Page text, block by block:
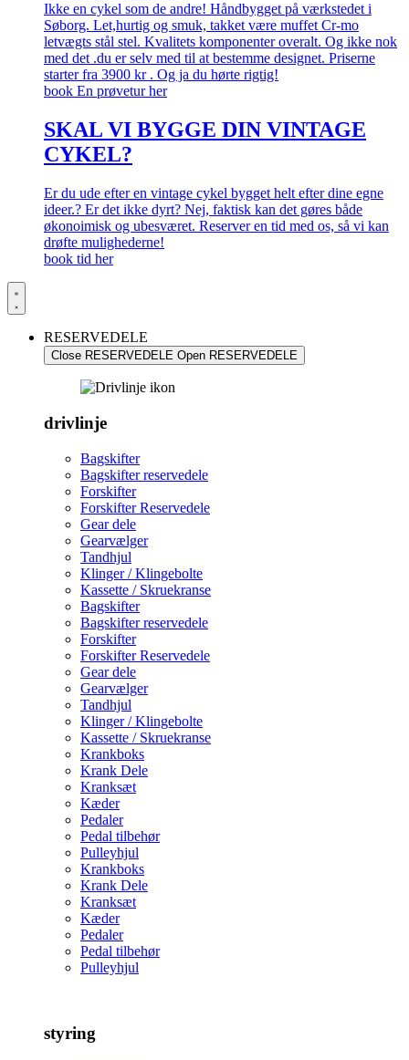
Ikke en cykel som de andre! Håndbygget på værkstedet i
Søborg. Let,hurtig og smuk, takket være muffet Cr-mo
letvægts stål stel. Kvalitets komponenter overalt. Og ikke nok
med det .du er selv med til at bestemme designet. Priserne
starter fra 3900 kr . Og ja du hørte rigtig!
book En prøvetur her
SKAL VI BYGGE DIN VINTAGE
CYKEL?
Er du ude efter en vintage cykel bygget helt efter dine egne
ideer.? Er det ikke dyrt? Nej, faktisk kan det gøres både
økonoimisk og ubesværet. Reserver en tid med os, så vi kan
drøfte mulighederne!
book tid her
RESERVEDELE
Close RESERVEDELE Open RESERVEDELE
drivlinje
Bagskifter
Bagskifter reservedele
Forskifter
Forskifter Reservedele
Gear dele
Gearvælger
Tandhjul
Klinger / Klingebolte
Kassette / Skruekranse
Bagskifter
Bagskifter reservedele
Forskifter
Forskifter Reservedele
Gear dele
Gearvælger
Tandhjul
Klinger / Klingebolte
Kassette / Skruekranse
Krankboks
Krank Dele
Kranksæt
Kæder
Pedaler
Pedal tilbehør
Pulleyhjul
Krankboks
Krank Dele
Kranksæt
Kæder
Pedaler
Pedal tilbehør
Pulleyhjul
styring